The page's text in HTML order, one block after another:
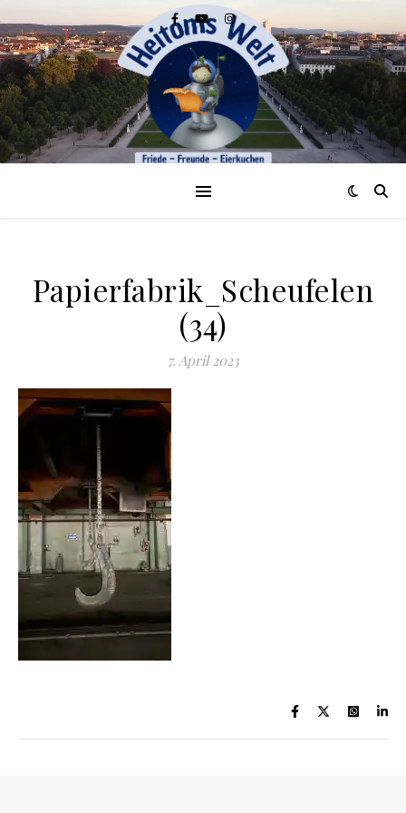
Papierfabrik_Scheufelen
(34)
7. April 2023